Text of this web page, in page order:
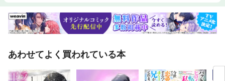
あわせてよく買われている本